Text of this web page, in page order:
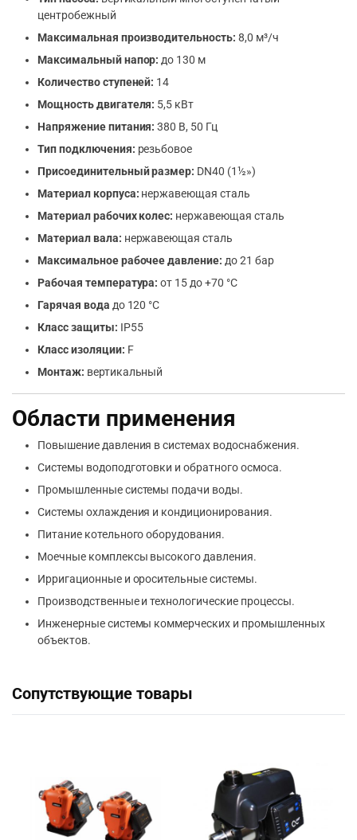
центробежный
Максимальная производительность: 8,0 м³/ч
Максимальный напор: до 130 м
Количество ступеней: 14
Мощность двигателя: 5,5 кВт
Напряжение питания: 380 В, 50 Гц
Тип подключения: резьбовое
Присоединительный размер: DN40 (1½»)
Материал корпуса: нержавеющая сталь
Материал рабочих колес: нержавеющая сталь
Материал вала: нержавеющая сталь
Максимальное рабочее давление: до 21 бар
Рабочая температура: от 15 до +70 °C
Гарячая вода до 120 °C
Класс защиты: IP55
Класс изоляции: F
Монтаж: вертикальный
Области применения
Повышение давления в системах водоснабжения.
Системы водоподготовки и обратного осмоса.
Промышленные системы подачи воды.
Системы охлаждения и кондиционирования.
Питание котельного оборудования.
Моечные комплексы высокого давления.
Ирригационные и оросительные системы.
Производственные и технологические процессы.
Инженерные системы коммерческих и промышленных
объектов.
Сопутствующие товары